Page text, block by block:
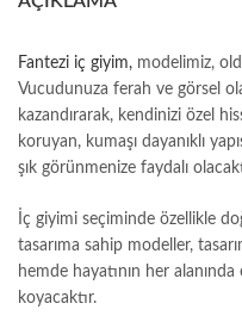
Fantezi iç giyim, modelimiz,
Vucudunuza ferah ve görsel
kazandırarak, kendinizi özel
koruyan, kumaşı dayanıklı
şık görünmenize faydalı
İç giyimi seçiminde özellikle
tasarıma sahip modeller,
hemde hayatının her
koyacaktır.